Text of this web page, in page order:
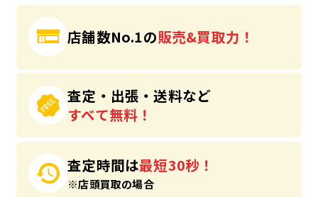
店舗数No.1の販売&買取力！
査定・出張・送料など
すべて無料！
査定時間は最短30秒！
※店頭買取の場合